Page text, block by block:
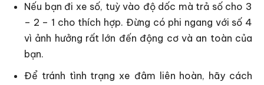
Nếu bạn đi xe số, tuỳ vào độ dốc mà trả số cho 3
– 2 – 1 cho thích hợp. Đừng có phi ngang với số 4
vì ảnh hưởng rất lớn đến động cơ và an toàn của
bạn.
Để tránh tình trạng xe đâm liên hoàn, hãy cách